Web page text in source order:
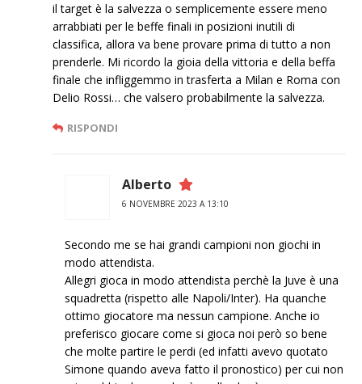
il target è la salvezza o semplicemente essere meno
arrabbiati per le beffe finali in posizioni inutili di
classifica, allora va bene provare prima di tutto a non
prenderle. Mi ricordo la gioia della vittoria e della beffa
finale che infliggemmo in trasferta a Milan e Roma con
Delio Rossi… che valsero probabilmente la salvezza.
RISPONDI
Alberto
6 NOVEMBRE 2023 A 13:10
Secondo me se hai grandi campioni non giochi in
modo attendista.
Allegri gioca in modo attendista perchè la Juve è una
squadretta (rispetto alle Napoli/Inter). Ha quanche
ottimo giocatore ma nessun campione. Anche io
preferisco giocare come si gioca noi però so bene
che molte partire le perdi (ed infatti avevo quotato
Simone quando aveva fatto il pronostico) per cui non